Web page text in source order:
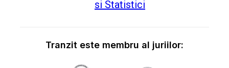
Tranzit este membru al juriilor: